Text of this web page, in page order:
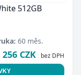
512GB
60 měs.
256 CZK bez DPH